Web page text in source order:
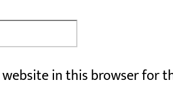
website in this browser for